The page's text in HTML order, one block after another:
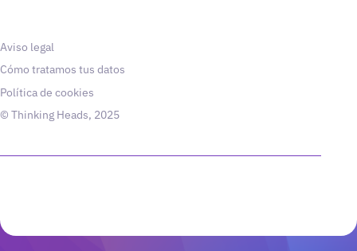
Aviso legal
Cómo tratamos tus datos
Política de cookies
© Thinking Heads, 2025